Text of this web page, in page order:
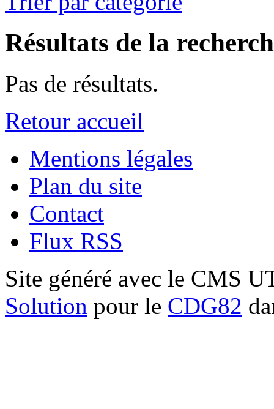
Résultats de la
Pas de résultats.
Retour accueil
Mentions légales
Plan du site
Contact
Flux RSS
Site généré avec le CMS
Solution pour le CDG82